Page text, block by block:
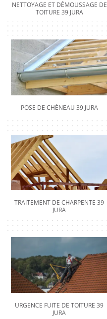
NETTOYAGE ET DÉMOUSSAGE DE
TOITURE 39 JURA
POSE DE CHÉNEAU 39 JURA
TRAITEMENT DE CHARPENTE 39
JURA
URGENCE FUITE DE TOITURE 39
JURA